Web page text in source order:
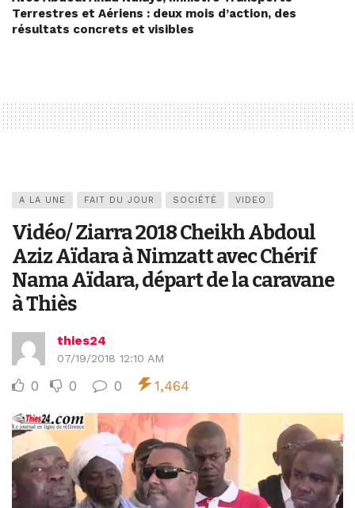
Terrestres et Aériens : deux mois d’action, des
résultats concrets et visibles
A LA UNE FAIT DU JOUR SOCIÉTÉ VIDEO
Vidéo/ Ziarra 2018 Cheikh Abdoul
Aziz Aïdara à Nimzatt avec Chérif
Nama Aïdara, départ de la caravane
à Thiès
thies24
07/19/2018 12:10 AM
0 0 0 1,464